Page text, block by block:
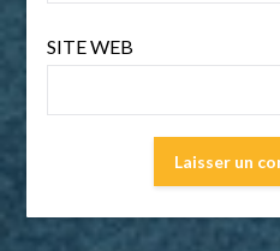
SITE WEB